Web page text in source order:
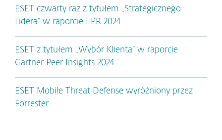
ESET czwarty raz z tytułem „Strategicznego
Lidera” w raporcie EPR 2024
ESET z tytułem „Wybór Klienta” w raporcie
Gartner Peer Insights 2024
ESET Mobile Threat Defense wyróżniony przez
Forrester